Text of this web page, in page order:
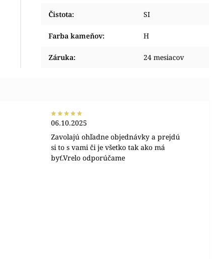
Čistota: SI
Farba kameňov: H
Záruka: 24 mesiacov
06.10.2025
Zavolajú ohľadne objednávky a prejdú
si to s vami či je všetko tak ako má
byť.Vrelo odporúčame